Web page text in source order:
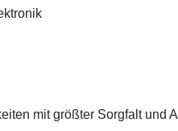
mit größter Sorgfalt